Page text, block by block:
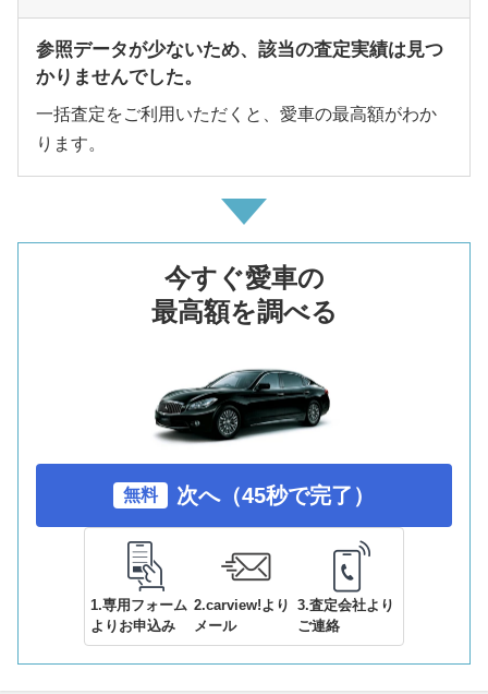
参照データが少ないため、該当の査定実績は見つ
かりませんでした。
一括査定をご利用いただくと、愛車の最高額がわか
ります。
今すぐ愛車の
最高額を調べる
無料 次へ（45秒で完了）
1.専用フォーム
よりお申込み
2.carview!より
メール
3.査定会社より
ご連絡